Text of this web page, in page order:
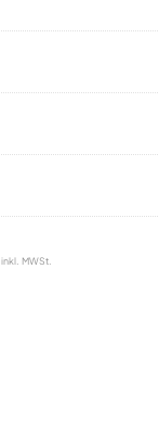
inkl. MWSt.